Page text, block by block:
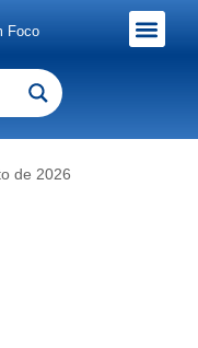
de 2026